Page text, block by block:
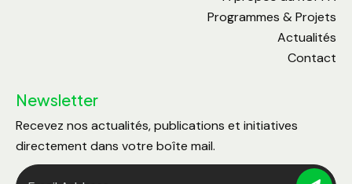
Programmes & Projets
Actualités
Contact
Newsletter
Recevez nos actualités, publications et initiatives
directement dans votre boîte mail.